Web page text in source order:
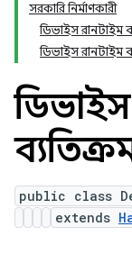
সরকারি নির্মাণকারী
ডিভাইস রানটাইম
ডিভাইস রানটাইম
public class
extends